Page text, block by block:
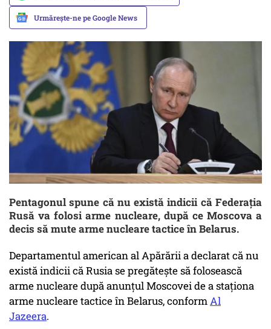
Urmărește-ne pe Google News
Pentagonul spune că nu există indicii că Federația
Rusă va folosi arme nucleare, după ce Moscova a
decis să mute arme nucleare tactice în Belarus.
Departamentul american al Apărării a declarat că nu
există indicii că Rusia se pregătește să folosească
arme nucleare după anunțul Moscovei de a staționa
arme nucleare tactice în Belarus, conformAl
Jazeera.